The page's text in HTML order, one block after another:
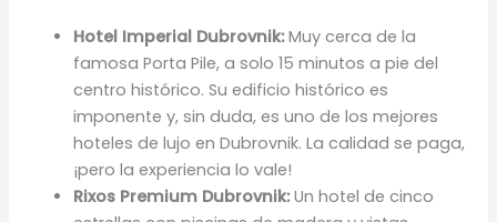
Hotel Imperial Dubrovnik:Muy cerca de la
famosa Porta Pile, a solo 15 minutos a pie del
centro histórico. Su edificio histórico es
imponente y, sin duda, es uno de los mejores
hoteles de lujo en Dubrovnik. La calidad se paga,
¡pero la experiencia lo vale!
Rixos Premium Dubrovnik:Un hotel de cinco